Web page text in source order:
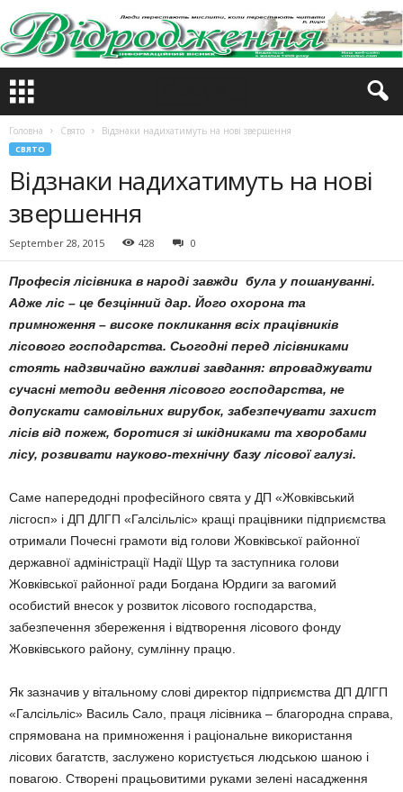
Головна Свято Відзнаки надихатимуть на нові звершення
СВЯТО
Відзнаки надихатимуть на нові
звершення
September 28, 2015 428 0
Професія лісівника в народі завжди була у пошануванні.
Адже ліс – це безцінний дар. Його охорона та
примноження – високе покликання всіх працівників
лісового господарства. Сьогодні перед лісівниками
стоять надзвичайно важливі завдання: впроваджувати
сучасні методи ведення лісового господарства, не
допускати самовільних вирубок, забезпечувати захист
лісів від пожеж, боротися зі шкідниками та хворобами
лісу, розвивати науково-технічну базу лісової галузі.
Саме напередодні професійного свята у ДП «Жовківський
лісгосп» і ДП ДЛГП «Галсільліс» кращі працівники підприємства
отримали Почесні грамоти від голови Жовківської районної
державної адміністрації Надії Щур та заступника голови
Жовківської районної ради Богдана Юрдиги за вагомий
особистий внесок у розвиток лісового господарства,
забезпечення збереження і відтворення лісового фонду
Жовківського району, сумлінну працю.
Як зазначив у вітальному слові директор підприємства ДП ДЛГП
«Галсільліс» Василь Сало, праця лісівника – благородна справа,
спрямована на примноження і раціональне використання
лісових багатств, заслужено користується людською шаною і
повагою. Створені працьовитими руками зелені насадження